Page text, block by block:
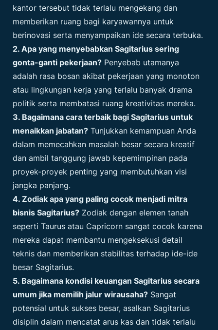
kantor tersebut tidak terlalu mengekang dan
memberikan ruang bagi karyawannya untuk
berinovasi serta menyampaikan ide secara terbuka.
2. Apa yang menyebabkan Sagitarius sering
gonta-ganti pekerjaan? Penyebab utamanya
adalah rasa bosan akibat pekerjaan yang monoton
atau lingkungan kerja yang terlalu banyak drama
politik serta membatasi ruang kreativitas mereka.
3. Bagaimana cara terbaik bagi Sagitarius untuk
menaikkan jabatan? Tunjukkan kemampuan Anda
dalam memecahkan masalah besar secara kreatif
dan ambil tanggung jawab kepemimpinan pada
proyek-proyek penting yang membutuhkan visi
jangka panjang.
4. Zodiak apa yang paling cocok menjadi mitra
bisnis Sagitarius? Zodiak dengan elemen tanah
seperti Taurus atau Capricorn sangat cocok karena
mereka dapat membantu mengeksekusi detail
teknis dan memberikan stabilitas terhadap ide-ide
besar Sagitarius.
5. Bagaimana kondisi keuangan Sagitarius secara
umum jika memilih jalur wirausaha? Sangat
potensial untuk sukses besar, asalkan Sagitarius
disiplin dalam mencatat arus kas dan tidak terlalu